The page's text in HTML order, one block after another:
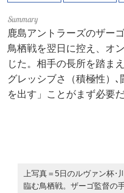
鹿島アントラーズのザー
鳥栖戦を翌日に控え、オ
じた。相手の長所を踏ま
グレッシブさ（積極性）
を出す」ことがまず必要
上写真＝5日のルヴァン杯･
臨む鳥栖戦。ザーゴ監督の